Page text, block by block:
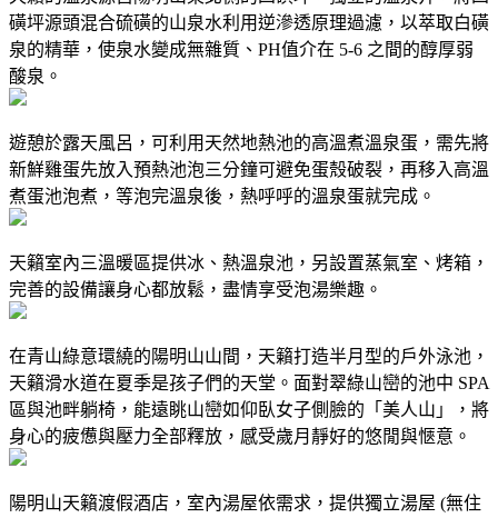
磺坪源頭混合硫磺的山泉水利用逆滲透原理過濾，以萃取白磺
泉的精華，使泉水變成無雜質、PH值介在 5-6 之間的醇厚弱
酸泉。
遊憩於露天風呂，可利用天然地熱池的高溫煮溫泉蛋，需先將
新鮮雞蛋先放入預熱池泡三分鐘可避免蛋殼破裂，再移入高溫
煮蛋池泡煮，等泡完溫泉後，熱呼呼的溫泉蛋就完成。
天籟室內三溫暖區提供冰、熱溫泉池，另設置蒸氣室、烤箱，
完善的設備讓身心都放鬆，盡情享受泡湯樂趣。
在青山綠意環繞的陽明山山間，天籟打造半月型的戶外泳池，
天籟滑水道在夏季是孩子們的天堂。面對翠綠山巒的池中 SPA
區與池畔躺椅，能遠眺山巒如仰臥女子側臉的「美人山」，將
身心的疲憊與壓力全部釋放，感受歲月靜好的悠閒與愜意。
陽明山天籟渡假酒店，室內湯屋依需求，提供獨立湯屋 (無住